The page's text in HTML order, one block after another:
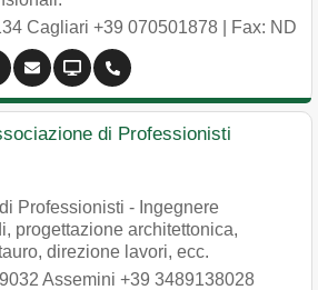
Cagliari +39 070501878 | Fax: ND
di Professionisti
Professionisti - Ingegnere
progettazione architettonica,
direzione lavori, ecc.
Assemini +39 3489138028